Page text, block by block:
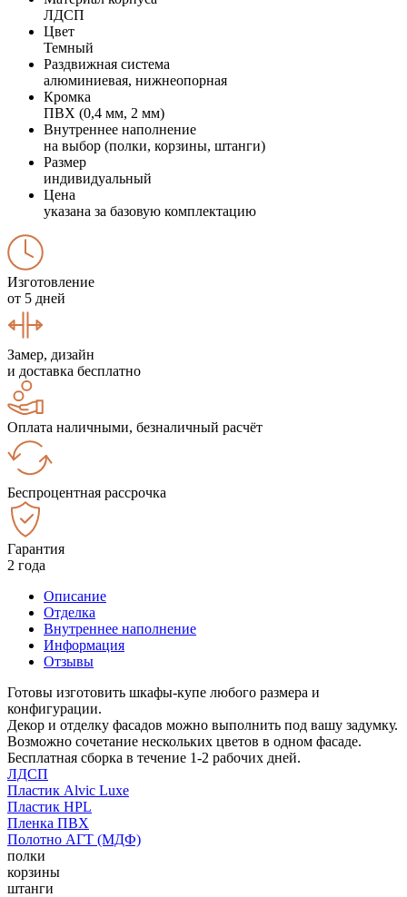
ЛДСП
Цвет
Темный
Раздвижная система
алюминиевая, нижнеопорная
Кромка
ПВХ (0,4 мм, 2 мм)
Внутреннее наполнение
на выбор (полки, корзины, штанги)
Размер
индивидуальный
Цена
указана за базовую комплектацию
Изготовление
от 5 дней
Замер, дизайн
и доставка бесплатно
Оплата наличными, безналичный расчёт
Беспроцентная рассрочка
Гарантия
2 года
Описание
Отделка
Внутреннее наполнение
Информация
Отзывы
Готовы изготовить шкафы-купе любого размера и
конфигурации.
Декор и отделку фасадов можно выполнить под вашу задумку.
Возможно сочетание нескольких цветов в одном фасаде.
Бесплатная сборка в течение 1-2 рабочих дней.
ЛДСП
Пластик Alvic Luxe
Пластик HPL
Пленка ПВХ
Полотно АГТ (МДФ)
полки
корзины
штанги